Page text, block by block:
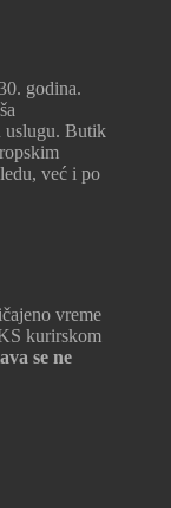
godina.
uslugu. Butik
već i po
vreme
kurirskom
se ne